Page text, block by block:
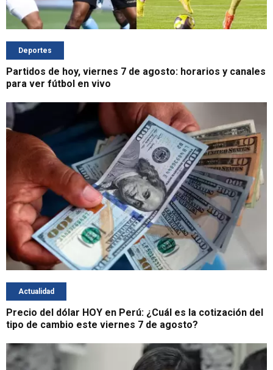
Deportes
Partidos de hoy, viernes 7 de agosto: horarios y canales
para ver fútbol en vivo
Actualidad
Precio del dólar HOY en Perú: ¿Cuál es la cotización del
tipo de cambio este viernes 7 de agosto?